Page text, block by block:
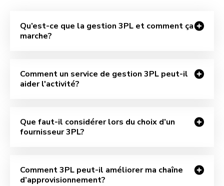
Qu’est-ce que la gestion 3PL et comment ça
marche?
Comment un service de gestion 3PL peut-il
aider l'activité?
Que faut-il considérer lors du choix d’un
fournisseur 3PL?
Comment 3PL peut-il améliorer ma chaîne
d’approvisionnement?